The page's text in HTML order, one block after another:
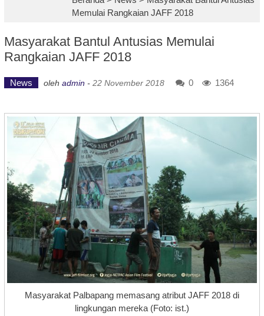
Memulai Rangkaian JAFF 2018
Masyarakat Bantul Antusias Memulai
Rangkaian JAFF 2018
News oleh admin - 22 November 2018 0 1364
Masyarakat Palbapang memasang atribut JAFF 2018 di
lingkungan mereka (Foto: ist.)